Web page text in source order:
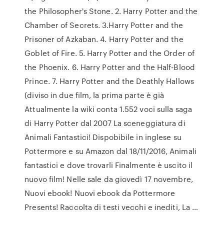
the Philosopher's Stone. 2. Harry Potter and the
Chamber of Secrets. 3.Harry Potter and the
Prisoner of Azkaban. 4. Harry Potter and the
Goblet of Fire. 5. Harry Potter and the Order of
the Phoenix. 6. Harry Potter and the Half-Blood
Prince. 7. Harry Potter and the Deathly Hallows
(diviso in due film, la prima parte è già
Attualmente la wiki conta 1.552 voci sulla saga
di Harry Potter dal 2007 La sceneggiatura di
Animali Fantastici! Dispobibile in inglese su
Pottermore e su Amazon dal 18/11/2016, Animali
fantastici e dove trovarli Finalmente è uscito il
nuovo film! Nelle sale da giovedì 17 novembre,
Nuovi ebook! Nuovi ebook da Pottermore
Presents! Raccolta di testi vecchi e inediti, La …